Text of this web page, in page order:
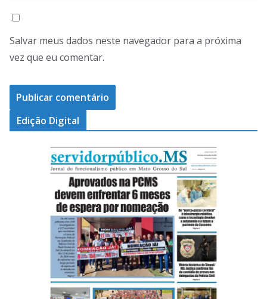
Salvar meus dados neste navegador para a próxima
vez que eu comentar.
Edição Digital